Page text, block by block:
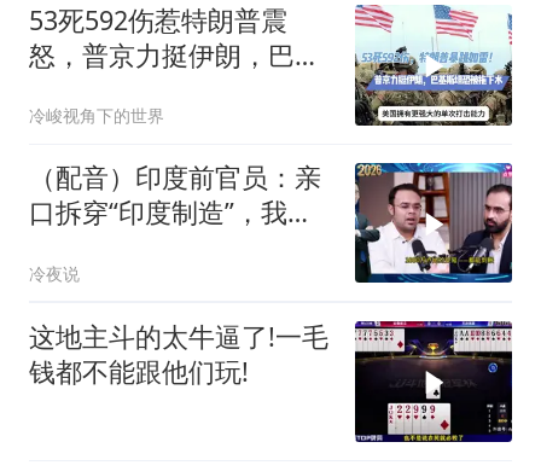
53死592伤惹特朗普震
怒，普京力挺伊朗，巴恐
冷峻视角下的世界
（配音）印度前官员：亲
口拆穿“印度制造”，我们
正的工业制造
冷夜说
这地主斗的太牛逼了!一毛
钱都不能跟他们玩!